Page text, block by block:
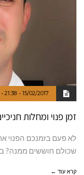
15/02/2017
21:38
זמן פנוי ומחלות
לא פעם בזמנכם הפנוי
שכולם חוששים ממנה?
קרא עוד ←